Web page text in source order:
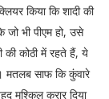
किया कि शादी की
भी पीएम हो, उसे
की कोठी में रहते हैं, ये
मतलब साफ कि कुंवारे
मुश्किल करार दिया